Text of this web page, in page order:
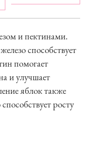
и пектинами.
способствует
помогает
и улучшает
яблок также
росту